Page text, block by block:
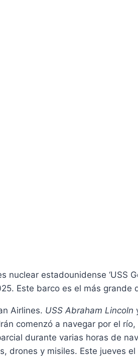
nuclear estadounidense ‘USS
Este barco es el más grande
Airlines. USS Abraham Lincoln
comenzó a navegar por el
durante varias horas de
drones y misiles. Este jueves